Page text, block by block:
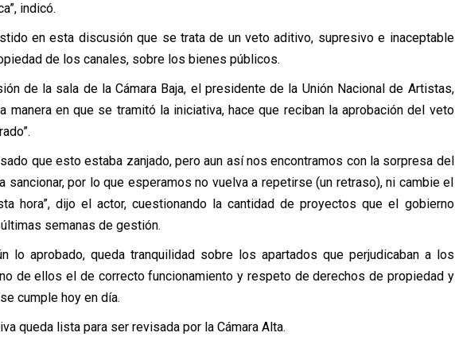
indicó.
en esta discusión que se trata de un veto aditivo, supresivo e inaceptable
de los canales, sobre los bienes públicos.
de la sala de la Cámara Baja, el presidente de la Unión Nacional de Artistas,
manera en que se tramitó la iniciativa, hace que reciban la aprobación del veto
que esto estaba zanjado, pero aun así nos encontramos con la sorpresa del
sancionar, por lo que esperamos no vuelva a repetirse (un retraso), ni cambie el
hora”, dijo el actor, cuestionando la cantidad de proyectos que el gobierno
semanas de gestión.
lo aprobado, queda tranquilidad sobre los apartados que perjudicaban a los
de ellos el de correcto funcionamiento y respeto de derechos de propiedad y
cumple hoy en día.
queda lista para ser revisada por la Cámara Alta.